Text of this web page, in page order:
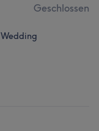
Geschlossen
Wedding